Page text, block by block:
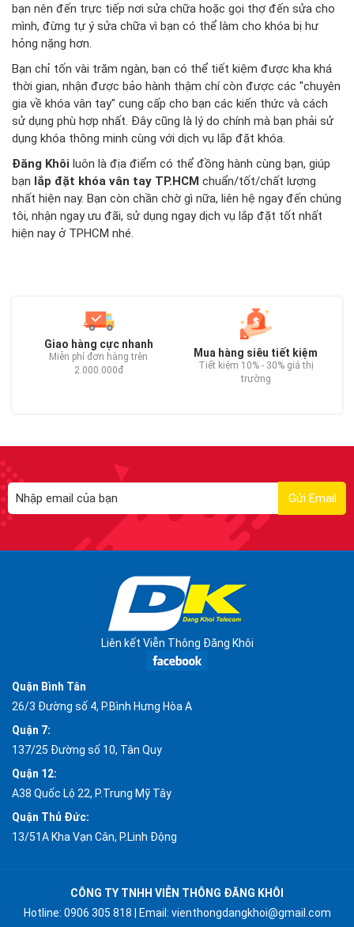
bạn nên đến trực tiếp nơi sửa chữa hoặc gọi thợ đến sửa cho
mình, đừng tự ý sửa chữa vì bạn có thể làm cho khóa bị hư
hỏng nặng hơn.
Bạn chỉ tốn vài trăm ngàn, bạn có thể tiết kiệm được kha khá
thời gian, nhận được bảo hành thậm chí còn được các "chuyên
gia về khóa vân tay" cung cấp cho bạn các kiến thức và cách
sử dụng phù hợp nhất. Đây cũng là lý do chính mà bạn phải sử
dụng khóa thông minh cùng với dịch vụ lắp đặt khóa.
Đăng Khôi luôn là địa điểm có thể đồng hành cùng bạn, giúp
bạn lắp đặt khóa vân tay TP.HCM chuẩn/tốt/chất lượng
nhất hiện nay. Bạn còn chần chờ gì nữa, liên hệ ngay đến chúng
tôi, nhận ngay ưu đãi, sử dụng ngay dịch vụ lắp đặt tốt nhất
hiện nay ở TPHCM nhé.
Giao hàng cực nhanh
Miễn phí đơn hàng trên
2.000.000đ
Mua hàng siêu tiết kiệm
Tiết kiệm 10% - 30% giá thị
trường
Liên kết Viễn Thông Đăng Khôi
Quận Bình Tân
26/3 Đường số 4, P.Bình Hưng Hòa A
Quận 7:
137/25 Đường số 10, Tân Quy
Quận 12:
A38 Quốc Lộ 22, P.Trung Mỹ Tây
Quận Thủ Đức:
13/51A Kha Vạn Cân, P.Linh Động
CÔNG TY TNHH VIỄN THÔNG ĐĂNG KHÔI
Hotline: 0906 305 818 | Email: vienthongdangkhoi@gmail.com